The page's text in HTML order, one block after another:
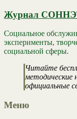
Журнал
Социальное
эксперименты,
социальной сферы.
Читайте
методические
официальные
Меню